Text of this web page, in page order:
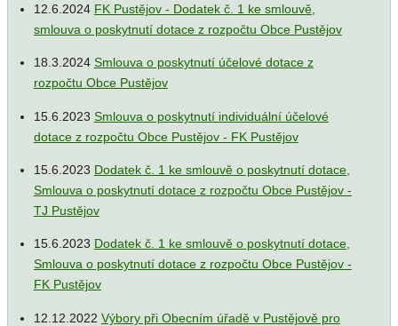
12.6.2024 FK Pustějov - Dodatek č. 1 ke smlouvě,
smlouva o poskytnutí dotace z rozpočtu Obce Pustějov
18.3.2024 Smlouva o poskytnutí účelové dotace z
rozpočtu Obce Pustějov
15.6.2023 Smlouva o poskytnutí individuální účelové
dotace z rozpočtu Obce Pustějov - FK Pustějov
15.6.2023 Dodatek č. 1 ke smlouvě o poskytnutí dotace,
Smlouva o poskytnutí dotace z rozpočtu Obce Pustějov -
TJ Pustějov
15.6.2023 Dodatek č. 1 ke smlouvě o poskytnutí dotace,
Smlouva o poskytnutí dotace z rozpočtu Obce Pustějov -
FK Pustějov
12.12.2022 Výbory při Obecním úřadě v Pustějově pro